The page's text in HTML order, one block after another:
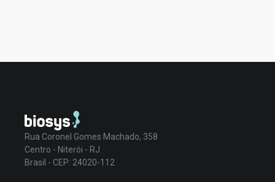
Rua Coronel Gomes Machado, 358
Centro - Niterói - RJ
Brasil - CEP: 24020-112